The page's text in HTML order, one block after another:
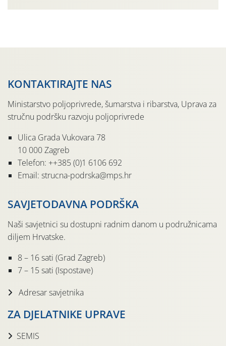
KONTAKTIRAJTE NAS
Ministarstvo poljoprivrede, šumarstva i ribarstva, Uprava za
stručnu podršku razvoju poljoprivrede
Ulica Grada Vukovara 78
10 000 Zagreb
Telefon: ++385 (0)1 6106 692
Email: strucna-podrska@mps.hr
SAVJETODAVNA PODRŠKA
Naši savjetnici su dostupni radnim danom u podružnicama
diljem Hrvatske.
8 – 16 sati (Grad Zagreb)
7 – 15 sati (Ispostave)
Adresar savjetnika
ZA DJELATNIKE UPRAVE
SEMIS